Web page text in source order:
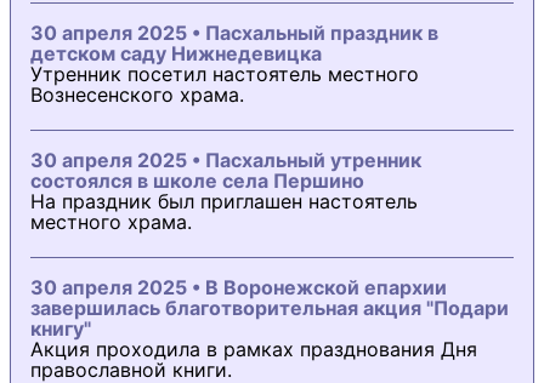
30 апреля 2025 • Пасхальный праздник в
детском саду Нижнедевицка
Утренник посетил настоятель местного
Вознесенского храма.
30 апреля 2025 • Пасхальный утренник
состоялся в школе села Першино
На праздник был приглашен настоятель
местного храма.
30 апреля 2025 • В Воронежской епархии
завершилась благотворительная акция "Подари
книгу"
Акция проходила в рамках празднования Дня
православной книги.